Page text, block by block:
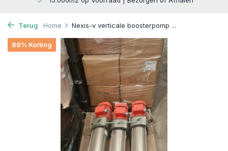
Terug Home Nexis-v verticale boosterpomp ...
88% Korting